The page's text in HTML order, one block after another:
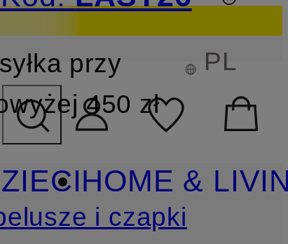
przy
450 zł
PL
HOME &
i czapki